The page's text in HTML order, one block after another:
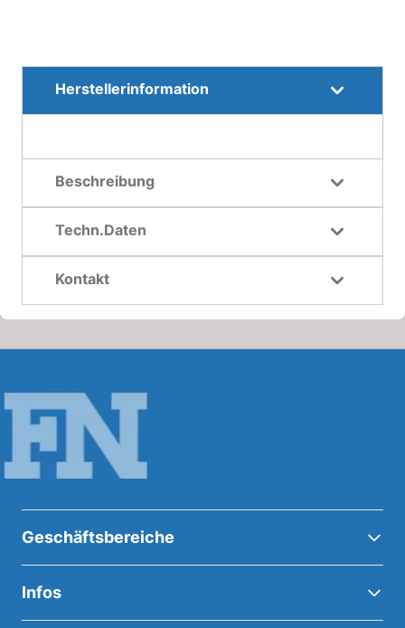
Herstellerinformation
Beschreibung
Techn.Daten
Kontakt
Geschäftsbereiche
Infos